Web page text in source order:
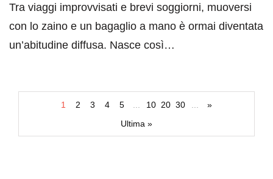
Tra viaggi improvvisati e brevi soggiorni, muoversi
con lo zaino e un bagaglio a mano è ormai diventata
un’abitudine diffusa. Nasce così…
1 2 3 4 5 10 20 30
»
Ultima »